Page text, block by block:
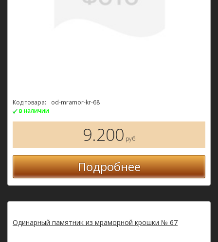
Код товара:
od-mramor-kr-68
в наличии
9.200 руб
Подробнее
Одинарный памятник из мраморной крошки № 67